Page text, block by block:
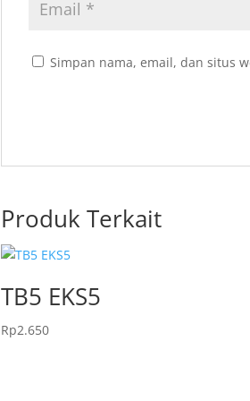
Simpan nama, email, dan situs
Produk Terkait
TB5 EKS5
Rp2.650